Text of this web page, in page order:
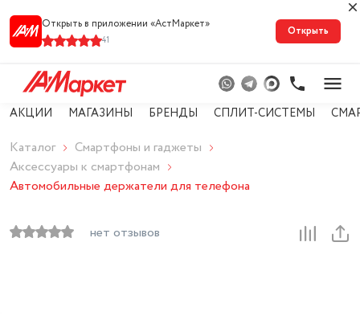
Открыть в приложении «АстМарке‪т‬»
41
Открыть
АКЦИИ МАГАЗИНЫ БРЕНДЫ СПЛИТ-СИСТЕМЫ
Каталог
Смартфоны и гаджеты
Аксессуары к смартфонам
Автомобильные держатели для телефона
нет отзывов